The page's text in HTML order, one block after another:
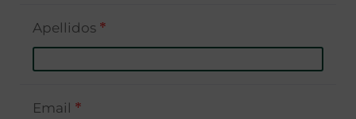
Apellidos *
Email *